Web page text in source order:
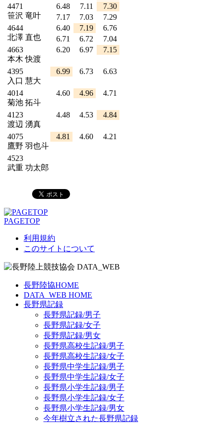
4471
笹沢 竜叶
6.48 7.11
7.30
7.17
7.03
7.29
4644
北澤 直也
6.40 7.19
6.76
6.71
6.72
7.04
4663
本木 快渡
6.20 6.97 7.15
4395
入口 慧大
6.99 6.73 6.63
4014
菊池 拓斗
4.60 4.96 4.71
4123
渡辺 湧真
4.48 4.53 4.84
4075
鷹野 羽也斗
4.81 4.60 4.21
4523
武重 功太郎
PAGETOP
利用規約
このサイトについて
長野陸協HOME
DATA_WEB HOME
長野県記録
長野県記録/男子
長野県記録/女子
長野県記録/男女
長野県高校生記録/男子
長野県高校生記録/女子
長野県中学生記録/男子
長野県中学生記録/女子
長野県小学生記録/男子
長野県小学生記録/女子
長野県小学生記録/男女
今年樹立された長野県記録